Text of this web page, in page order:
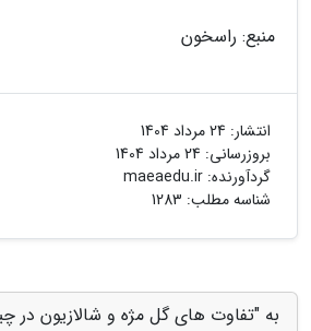
منبع: راسخون
انتشار: 24 مرداد 1404
بروزرسانی: 24 مرداد 1404
گردآورنده: maeaedu.ir
شناسه مطلب: 1283
به "تفاوت های گل مژه و شالازیون در